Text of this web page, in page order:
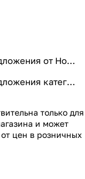
Все предложения от Ho.Re.Ca
Все предложения категории
только для
и может
от цен в розничных